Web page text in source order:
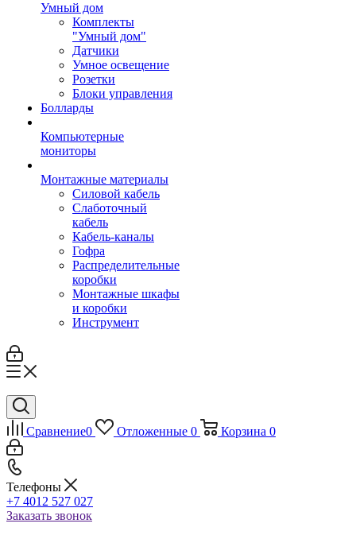
Умный дом
Комплекты
"Умный дом"
Датчики
Умное освещение
Розетки
Блоки управления
Болларды
Компьютерные
мониторы
Монтажные материалы
Силовой кабель
Слаботочный
кабель
Кабель-каналы
Гофра
Распределительные
коробки
Монтажные шкафы
и коробки
Инструмент
Сравнение0 Отложенные 0 Корзина 0
Телефоны
+7 4012 527 027
Заказать звонок